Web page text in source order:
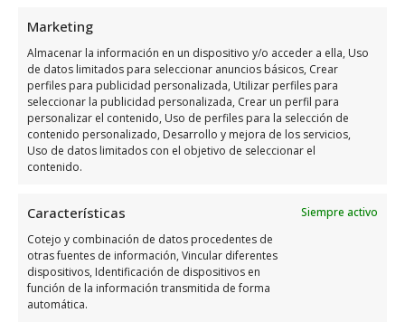
Marketing
Almacenar la información en un dispositivo y/o acceder a ella, Uso
de datos limitados para seleccionar anuncios básicos, Crear
perfiles para publicidad personalizada, Utilizar perfiles para
seleccionar la publicidad personalizada, Crear un perfil para
personalizar el contenido, Uso de perfiles para la selección de
contenido personalizado, Desarrollo y mejora de los servicios,
Uso de datos limitados con el objetivo de seleccionar el
contenido.
Características
Siempre activo
Cotejo y combinación de datos procedentes de
otras fuentes de información, Vincular diferentes
dispositivos, Identificación de dispositivos en
función de la información transmitida de forma
automática.
Lunes
Martes
9:00 a 19:00
Miércoles
9:00 a 19:00
Jueves
9:00 a 19:00
Viernes
9:00 a 14:00
Sábado
Opiniones y datos extra
sobre Autocaravanas Y
Caravanas Happy Camper